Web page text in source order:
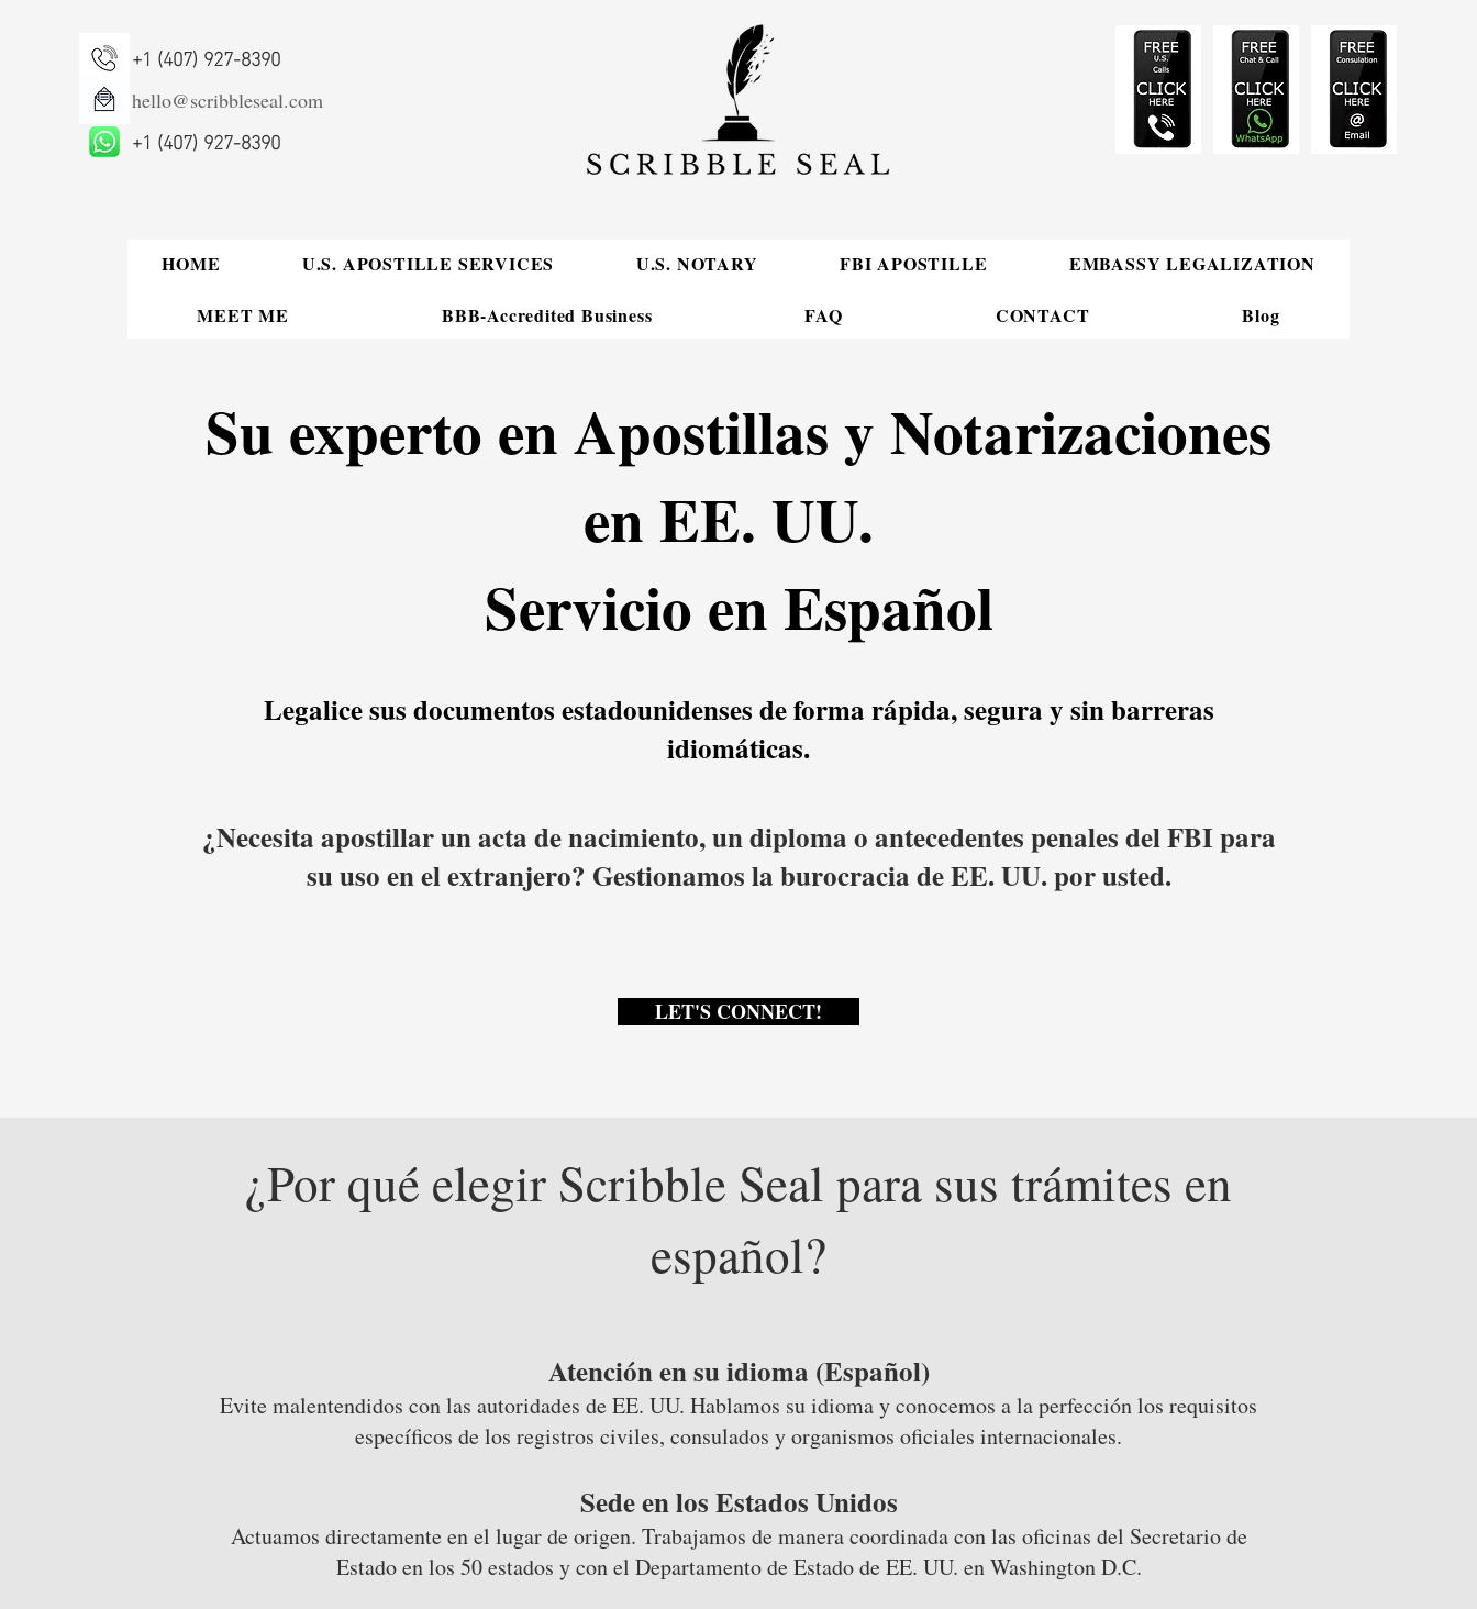
+1 (407) 927-8390
hello@scribbleseal.com
+1 (407) 927-8390
HOME U.S. APOSTILLE SERVICES U.S. NOTARY FBI APOSTILLE EMBASSY LEGALIZATION
MEET ME BBB-Accredited Business FAQ CONTACT Blog
Su experto en Apostillas y Notarizaciones
en EE. UU.
Servicio en Español
Legalice sus documentos estadounidenses de forma rápida, segura y sin barreras
idiomáticas.
¿Necesita apostillar un acta de nacimiento, un diploma o antecedentes penales del FBI para
su uso en el extranjero? Gestionamos la burocracia de EE. UU. por usted.
LET'S CONNECT!
¿Por qué elegir Scribble Seal para sus trámites en
español?
Atención en su idioma (Español)
Evite malentendidos con las autoridades de EE. UU. Hablamos su idioma y conocemos a la perfección los requisitos
específicos de los registros civiles, consulados y organismos oficiales internacionales.
Sede en los Estados Unidos
Actuamos directamente en el lugar de origen. Trabajamos de manera coordinada con las oficinas del Secretario de
Estado en los 50 estados y con el Departamento de Estado de EE. UU. en Washington D.C.